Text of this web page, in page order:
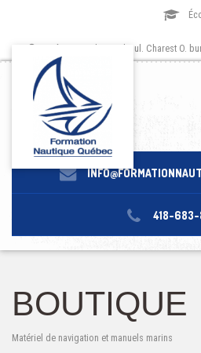
Siège social, 1173 boul. Charest O.
418-683-
BOUTIQUE
Matériel de navigation et manuels marins